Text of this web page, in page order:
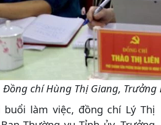
Đồng chí Hùng Thị Giang,
buổi làm việc, đồng chí Lý Thị